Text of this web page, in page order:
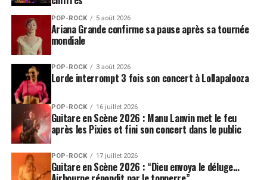
l’isolement, aux dépendances ou à la recherche
d’identité composaient un univers radicalement
différent de celui de nombreux groupes de l’époque.
Des morceaux commeTeenage Angst
Bruise Pristineet surtout Nancy Boyont rapidement
installé Placebo comme la voix de celles et ceux qui ne
se reconnaissaient pas dans les normes dominantes.
L’album a atteint la cinquième place du classement
britannique, tandis que Nancy Boys’est hissé jusqu’au
quatrième rang des ventes de singles au Royaume-Uni.
Trois décennies plus tard, cette liberté esthétique et
POP-ROCK 5 août 2026
Ariana Grande confirme sa pause après sa tournée
mondiale
POP-ROCK 3 août 2026
Lorde interrompt 3 fois son concert à Lollapalooza
POP-ROCK 16 juillet 2026
Guitare en Scène 2026 : Manu Lanvin met le feu
après les Pixies et fini son concert dans le public
POP-ROCK 17 juillet 2026
Guitare en Scène 2026 : “Dieu envoya le déluge…